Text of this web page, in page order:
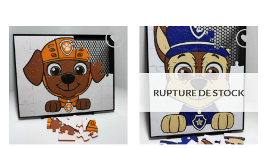
Ajouter
à la liste
d’envies
Ajouter
à la liste
d’envies
RUPTURE DE STOCK